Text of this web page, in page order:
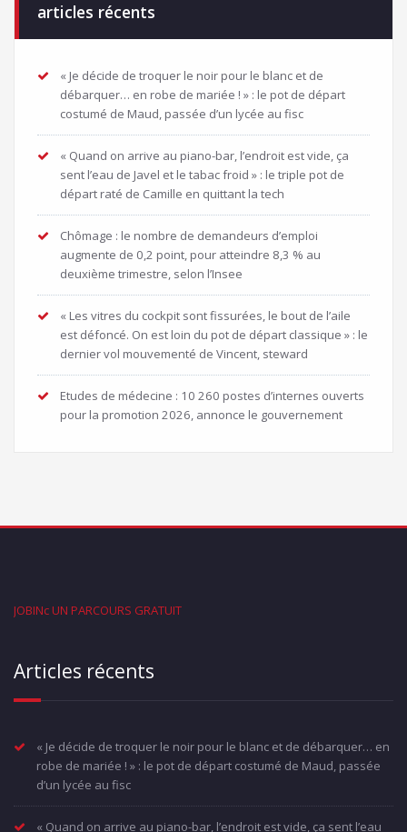
articles récents
« Je décide de troquer le noir pour le blanc et de
débarquer… en robe de mariée ! » : le pot de départ
costumé de Maud, passée d’un lycée au fisc
« Quand on arrive au piano-bar, l’endroit est vide, ça
sent l’eau de Javel et le tabac froid » : le triple pot de
départ raté de Camille en quittant la tech
Chômage : le nombre de demandeurs d’emploi
augmente de 0,2 point, pour atteindre 8,3 % au
deuxième trimestre, selon l’Insee
« Les vitres du cockpit sont fissurées, le bout de l’aile
est défoncé. On est loin du pot de départ classique » : le
dernier vol mouvementé de Vincent, steward
Etudes de médecine : 10 260 postes d’internes ouverts
pour la promotion 2026, annonce le gouvernement
JOBINc UN PARCOURS GRATUIT
Articles récents
« Je décide de troquer le noir pour le blanc et de débarquer… en
robe de mariée ! » : le pot de départ costumé de Maud, passée
d’un lycée au fisc
« Quand on arrive au piano-bar, l’endroit est vide, ça sent l’eau